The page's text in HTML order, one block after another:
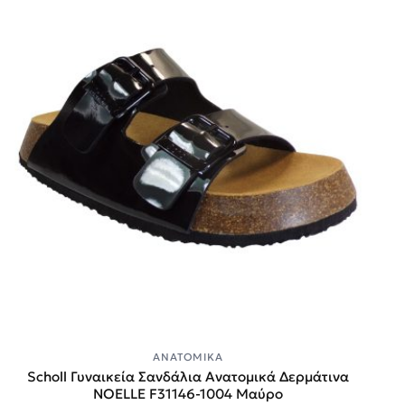
ΑΝΑΤΟΜΙΚΆ
Scholl Γυναικεία Σανδάλια Ανατομικά Δερμάτινα
NOELLE F31146-1004 Μαύρο